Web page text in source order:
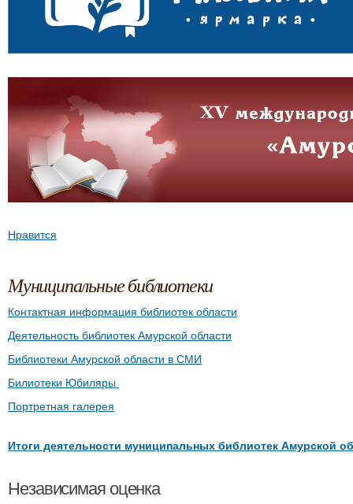
Нравится
Муниципальные библиотеки
Контактная информация библиотек области
Деятельность библиотек Амурской области
Библиотеки Амурской области в СМИ
Билиотеки Юбиляры
Портретная галерея
Итоги деятельности муниципальных библиотек Амурской
Независимая оценка